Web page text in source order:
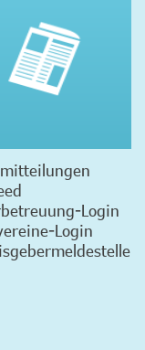
Login
Login